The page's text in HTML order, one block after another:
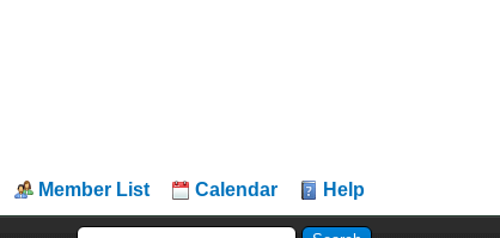
Member List Calendar Help